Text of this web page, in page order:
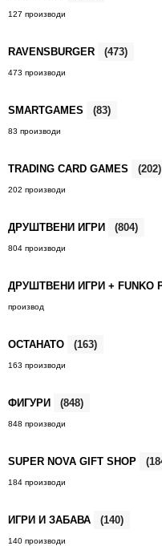
127 производи
RAVENSBURGER (473)
473 производи
SMARTGAMES (83)
83 производи
TRADING CARD GAMES (202)
202 производи
ДРУШТВЕНИ ИГРИ (804)
804 производи
ДРУШТВЕНИ ИГРИ + FUNKO
производ
ОСТАНАТО (163)
163 производи
ФИГУРИ (848)
848 производи
SUPER NOVA GIFT SHOP
184 производи
ИГРИ И ЗАБАВА (140)
140 производи